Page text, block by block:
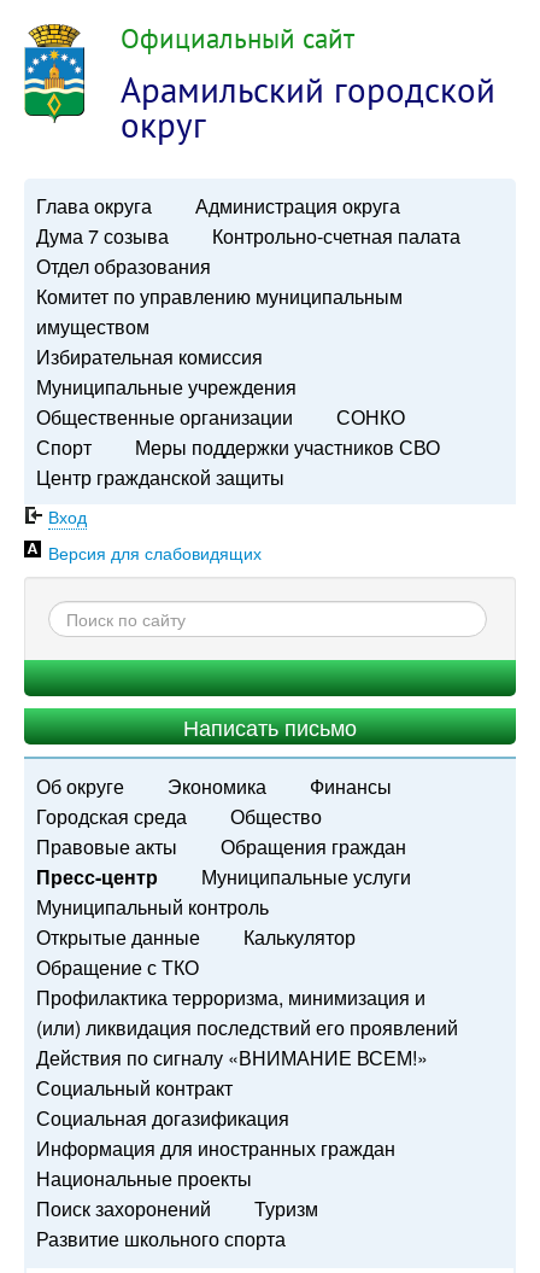
Официальный сайт
Арамильский городской
округ
Глава округа
Администрация округа
Дума 7 созыва
Контрольно-счетная палата
Отдел образования
Комитет по управлению муниципальным
имуществом
Избирательная комиссия
Муниципальные учреждения
Общественные организации
СОНКО
Спорт
Меры поддержки участников СВО
Центр гражданской защиты
Вход
Версия для слабовидящих
Написать письмо
Об округе Экономика
Финансы
Городская среда
Общество
Правовые акты
Обращения граждан
Пресс-центр
Муниципальные услуги
Муниципальный контроль
Открытые данные
Калькулятор
Обращение с ТКО
Профилактика терроризма, минимизация и
(или) ликвидация последствий его проявлений
Действия по сигналу «ВНИМАНИЕ ВСЕМ!»
Социальный контракт
Социальная догазификация
Информация для иностранных граждан
Национальные проекты
Поиск захоронений
Туризм
Развитие школьного спорта